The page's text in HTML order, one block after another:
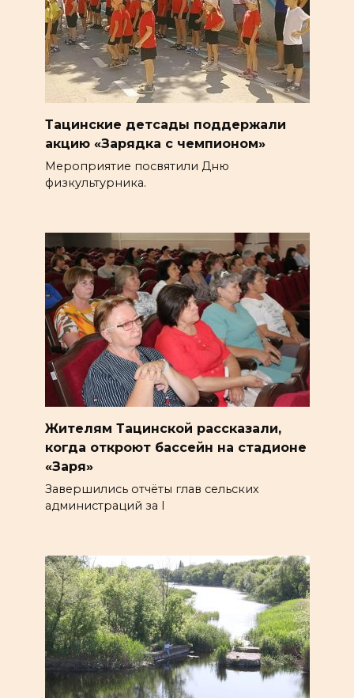
Тацинские детсады поддержали
акцию «Зарядка с чемпионом»
Мероприятие посвятили Дню
физкультурника.
Жителям Тацинской рассказали,
когда откроют бассейн на стадионе
«Заря»
Завершились отчёты глав сельских
администраций за I